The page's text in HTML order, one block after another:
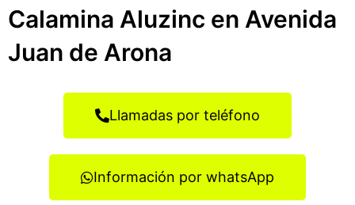
Calamina Aluzinc en Avenida
Juan de Arona
Llamadas por teléfono
Información por whatsApp